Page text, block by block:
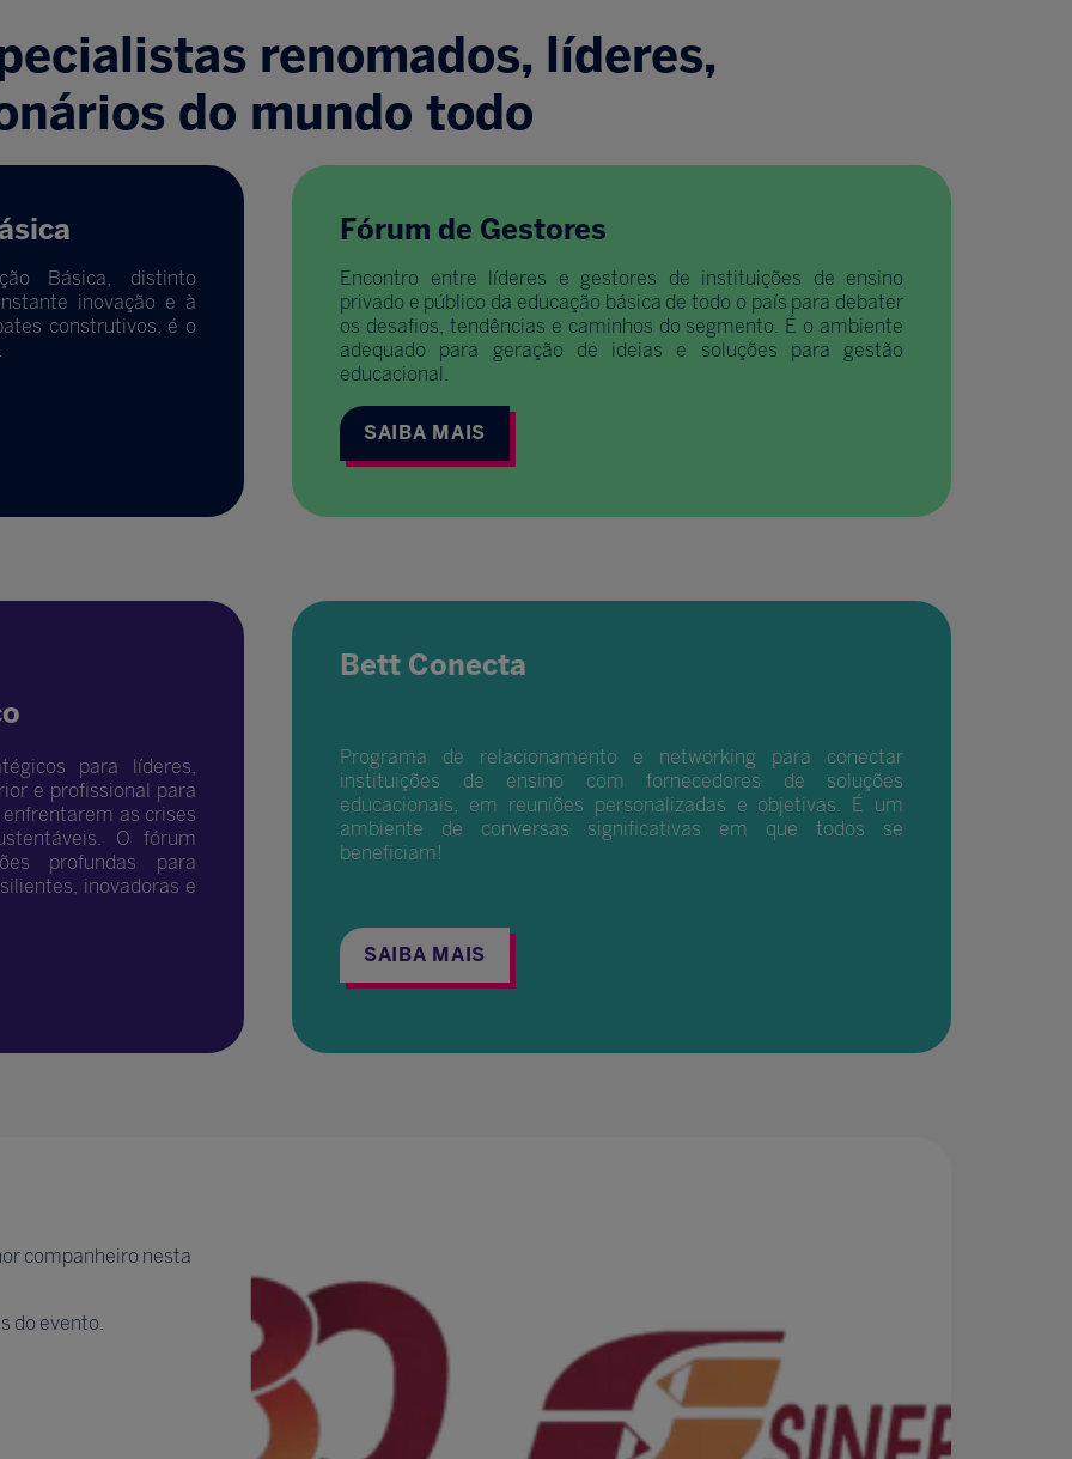
renomados, líderes,
do mundo todo
Básica, distinto
inovação e à
construtivos, é o
Fórum de Gestores
Encontro entre líderes e gestores de instituições de ensino
privado e público da educação básica de todo o país para debater
os desafios, tendências e caminhos do segmento. É o ambiente
adequado para geração de ideias e soluções para gestão
educacional.
SAIBA MAIS
para líderes,
e profissional para
as crises
O fórum
profundas para
inovadoras e
Bett Conecta
Programa de relacionamento e networking para conectar
instituições de ensino com fornecedores de soluções
educacionais, em reuniões personalizadas e objetivas. É um
ambiente de conversas significativas em que todos se
beneficiam!
SAIBA MAIS
companheiro nesta
do evento.